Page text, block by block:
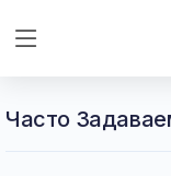
Часто